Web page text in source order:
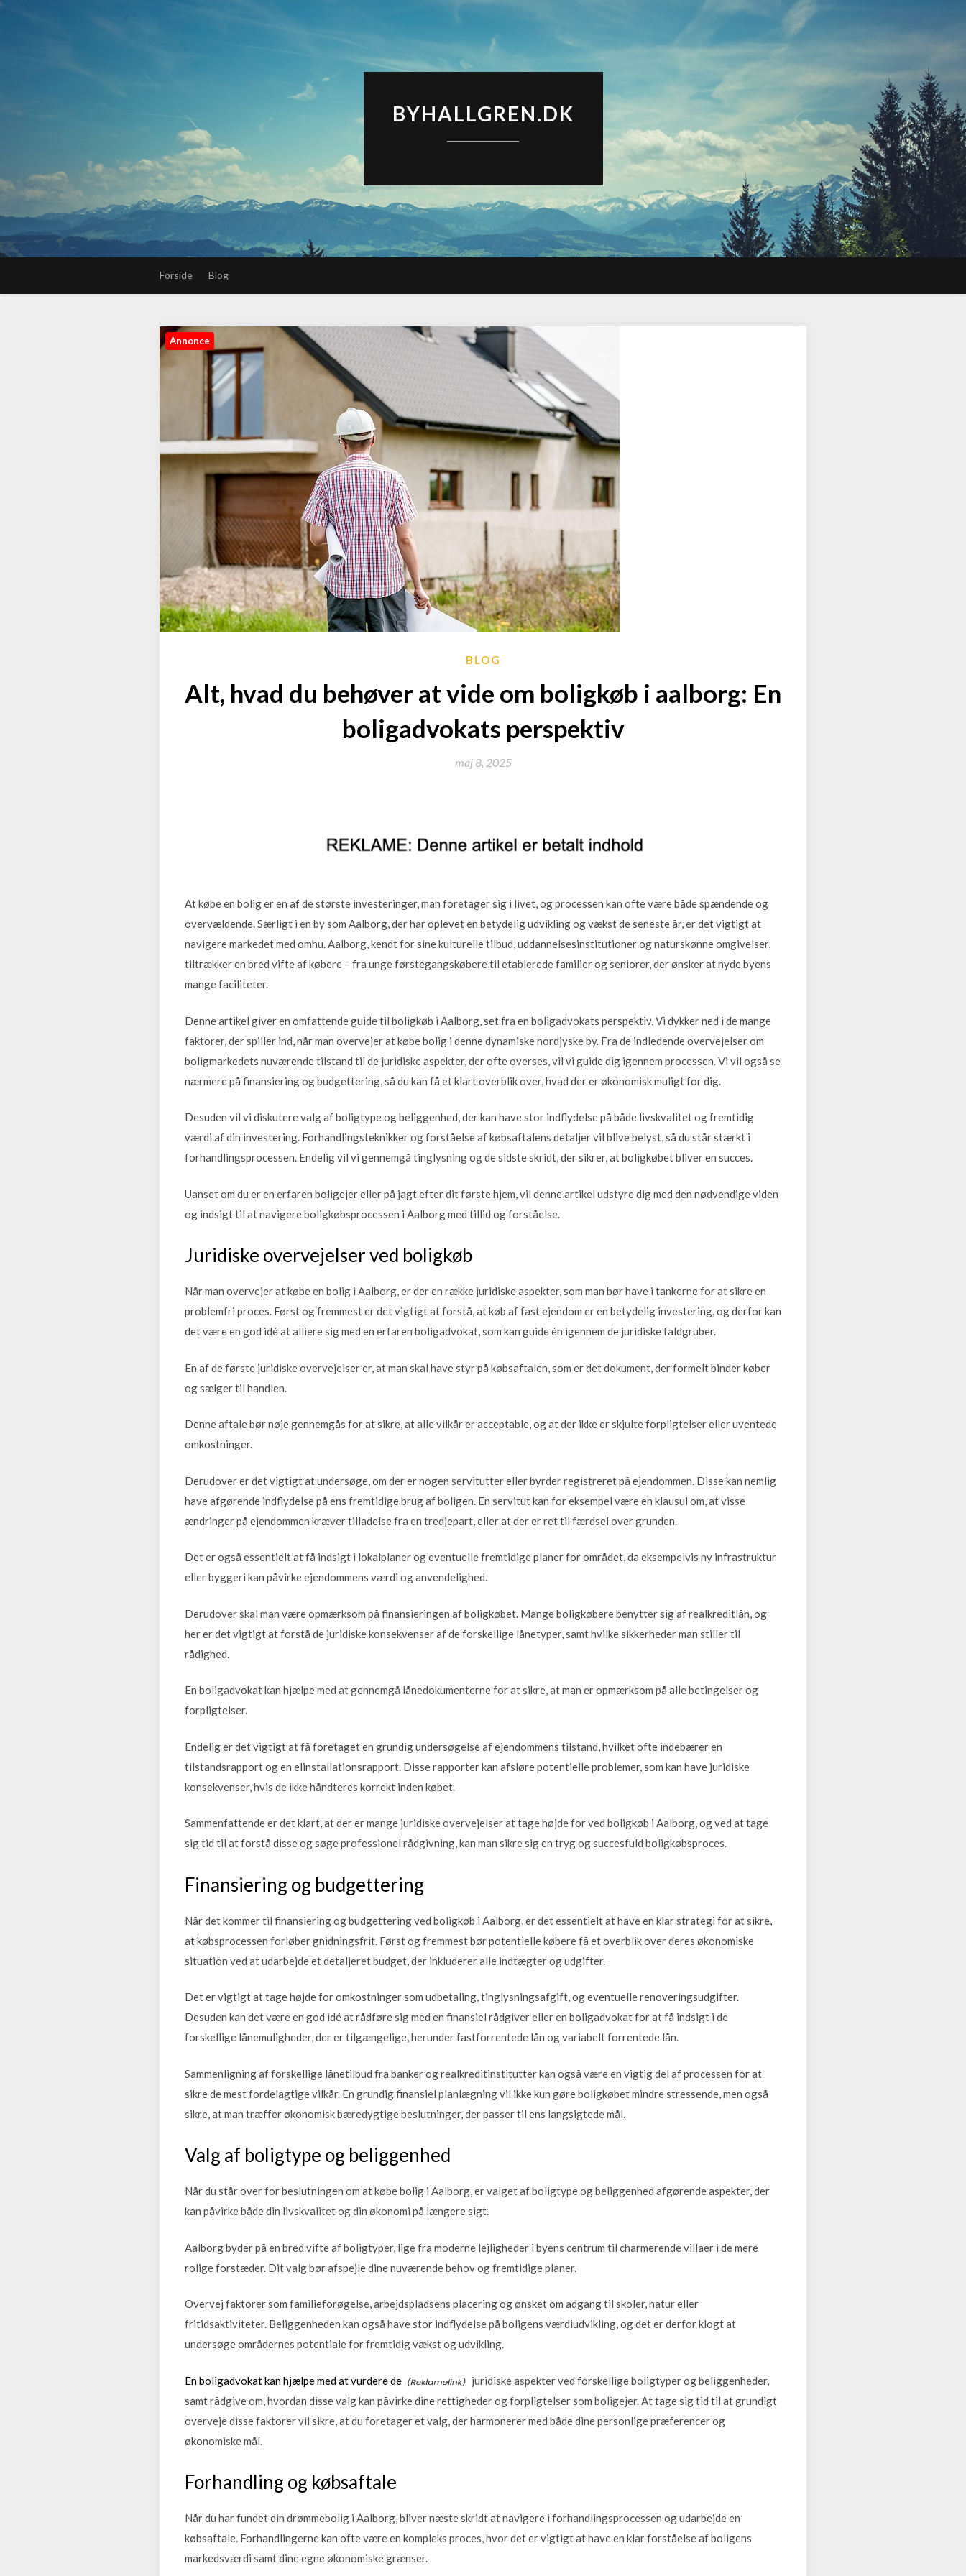
BYHALLGREN.DK
Forside Blog
Annonce
BLOG
Alt, hvad du behøver at vide om boligkøb i aalborg: En
boligadvokats perspektiv
maj 8, 2025
At købe en bolig er en af de største investeringer, man foretager sig i livet, og processen kan ofte være både spændende og
overvældende. Særligt i en by som Aalborg, der har oplevet en betydelig udvikling og vækst de seneste år, er det vigtigt at
navigere markedet med omhu. Aalborg, kendt for sine kulturelle tilbud, uddannelsesinstitutioner og naturskønne omgivelser,
tiltrækker en bred vifte af købere – fra unge førstegangskøbere til etablerede familier og seniorer, der ønsker at nyde byens
mange faciliteter.
Denne artikel giver en omfattende guide til boligkøb i Aalborg, set fra en boligadvokats perspektiv. Vi dykker ned i de mange
faktorer, der spiller ind, når man overvejer at købe bolig i denne dynamiske nordjyske by. Fra de indledende overvejelser om
boligmarkedets nuværende tilstand til de juridiske aspekter, der ofte overses, vil vi guide dig igennem processen. Vi vil også se
nærmere på finansiering og budgettering, så du kan få et klart overblik over, hvad der er økonomisk muligt for dig.
Desuden vil vi diskutere valg af boligtype og beliggenhed, der kan have stor indflydelse på både livskvalitet og fremtidig
værdi af din investering. Forhandlingsteknikker og forståelse af købsaftalens detaljer vil blive belyst, så du står stærkt i
forhandlingsprocessen. Endelig vil vi gennemgå tinglysning og de sidste skridt, der sikrer, at boligkøbet bliver en succes.
Uanset om du er en erfaren boligejer eller på jagt efter dit første hjem, vil denne artikel udstyre dig med den nødvendige viden
og indsigt til at navigere boligkøbsprocessen i Aalborg med tillid og forståelse.
Juridiske overvejelser ved boligkøb
Når man overvejer at købe en bolig i Aalborg, er der en række juridiske aspekter, som man bør have i tankerne for at sikre en
problemfri proces. Først og fremmest er det vigtigt at forstå, at køb af fast ejendom er en betydelig investering, og derfor kan
det være en god idé at alliere sig med en erfaren boligadvokat, som kan guide én igennem de juridiske faldgruber.
En af de første juridiske overvejelser er, at man skal have styr på købsaftalen, som er det dokument, der formelt binder køber
og sælger til handlen.
Denne aftale bør nøje gennemgås for at sikre, at alle vilkår er acceptable, og at der ikke er skjulte forpligtelser eller uventede
omkostninger.
Derudover er det vigtigt at undersøge, om der er nogen servitutter eller byrder registreret på ejendommen. Disse kan nemlig
have afgørende indflydelse på ens fremtidige brug af boligen. En servitut kan for eksempel være en klausul om, at visse
ændringer på ejendommen kræver tilladelse fra en tredjepart, eller at der er ret til færdsel over grunden.
Det er også essentielt at få indsigt i lokalplaner og eventuelle fremtidige planer for området, da eksempelvis ny infrastruktur
eller byggeri kan påvirke ejendommens værdi og anvendelighed.
Derudover skal man være opmærksom på finansieringen af boligkøbet. Mange boligkøbere benytter sig af realkreditlån, og
her er det vigtigt at forstå de juridiske konsekvenser af de forskellige lånetyper, samt hvilke sikkerheder man stiller til
rådighed.
En boligadvokat kan hjælpe med at gennemgå lånedokumenterne for at sikre, at man er opmærksom på alle betingelser og
forpligtelser.
Endelig er det vigtigt at få foretaget en grundig undersøgelse af ejendommens tilstand, hvilket ofte indebærer en
tilstandsrapport og en elinstallationsrapport. Disse rapporter kan afsløre potentielle problemer, som kan have juridiske
konsekvenser, hvis de ikke håndteres korrekt inden købet.
Sammenfattende er det klart, at der er mange juridiske overvejelser at tage højde for ved boligkøb i Aalborg, og ved at tage
sig tid til at forstå disse og søge professionel rådgivning, kan man sikre sig en tryg og succesfuld boligkøbsproces.
Finansiering og budgettering
Når det kommer til finansiering og budgettering ved boligkøb i Aalborg, er det essentielt at have en klar strategi for at sikre,
at købsprocessen forløber gnidningsfrit. Først og fremmest bør potentielle købere få et overblik over deres økonomiske
situation ved at udarbejde et detaljeret budget, der inkluderer alle indtægter og udgifter.
Det er vigtigt at tage højde for omkostninger som udbetaling, tinglysningsafgift, og eventuelle renoveringsudgifter.
Desuden kan det være en god idé at rådføre sig med en finansiel rådgiver eller en boligadvokat for at få indsigt i de
forskellige lånemuligheder, der er tilgængelige, herunder fastforrentede lån og variabelt forrentede lån.
Sammenligning af forskellige lånetilbud fra banker og realkreditinstitutter kan også være en vigtig del af processen for at
sikre de mest fordelagtige vilkår. En grundig finansiel planlægning vil ikke kun gøre boligkøbet mindre stressende, men også
sikre, at man træffer økonomisk bæredygtige beslutninger, der passer til ens langsigtede mål.
Valg af boligtype og beliggenhed
Når du står over for beslutningen om at købe bolig i Aalborg, er valget af boligtype og beliggenhed afgørende aspekter, der
kan påvirke både din livskvalitet og din økonomi på længere sigt.
Aalborg byder på en bred vifte af boligtyper, lige fra moderne lejligheder i byens centrum til charmerende villaer i de mere
rolige forstæder. Dit valg bør afspejle dine nuværende behov og fremtidige planer.
Overvej faktorer som familieforøgelse, arbejdspladsens placering og ønsket om adgang til skoler, natur eller
fritidsaktiviteter. Beliggenheden kan også have stor indflydelse på boligens værdiudvikling, og det er derfor klogt at
undersøge områdernes potentiale for fremtidig vækst og udvikling.
En boligadvokat kan hjælpe med at vurdere de
juridiske aspekter ved forskellige boligtyper og beliggenheder,
samt rådgive om, hvordan disse valg kan påvirke dine rettigheder og forpligtelser som boligejer. At tage sig tid til at grundigt
overveje disse faktorer vil sikre, at du foretager et valg, der harmonerer med både dine personlige præferencer og
økonomiske mål.
Forhandling og købsaftale
Når du har fundet din drømmebolig i Aalborg, bliver næste skridt at navigere i forhandlingsprocessen og udarbejde en
købsaftale. Forhandlingerne kan ofte være en kompleks proces, hvor det er vigtigt at have en klar forståelse af boligens
markedsværdi samt dine egne økonomiske grænser.